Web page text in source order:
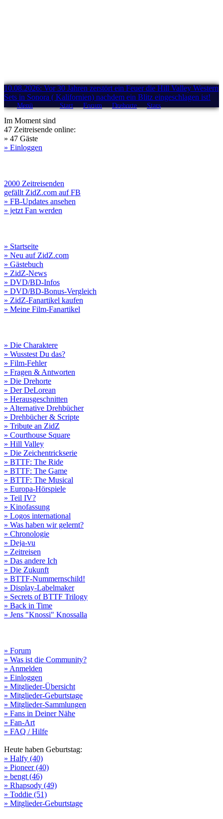
10.08.2026: Vor 30 Jahren zerstört ein Feuer die Hill Valley Western
Sets in Sonora ( Kalifornien) nachdem ein Blitz eingeschlagen ist!
Menü Start Forum Drehorte Stars
Im Moment sind
47 Zeitreisende online:
» 47 Gäste
» Einloggen
2000 Zeitreisenden
gefällt ZidZ.com auf FB
» FB-Updates ansehen
» jetzt Fan werden
» Startseite
» Neu auf ZidZ.com
» Gästebuch
» ZidZ-News
» DVD/BD-Infos
» DVD/BD-Bonus-Vergleich
» ZidZ-Fanartikel kaufen
» Meine Film-Fanartikel
» Die Charaktere
» Wusstest Du das?
» Film-Fehler
» Fragen & Antworten
» Die Drehorte
» Der DeLorean
» Herausgeschnitten
» Alternative Drehbücher
» Drehbücher & Scripte
» Tribute an ZidZ
» Courthouse Square
» Hill Valley
» Die Zeichentrickserie
» BTTF: The Ride
» BTTF: The Game
» BTTF: The Musical
» Europa-Hörspiele
» Teil IV?
» Kinofassung
» Logos international
» Was haben wir gelernt?
» Chronologie
» Deja-vu
» Zeitreisen
» Das andere Ich
» Die Zukunft
» BTTF-Nummernschild!
» Display-Labelmaker
» Secrets of BTTF Trilogy
» Back in Time
» Jens "Knossi" Knossalla
» Forum
» Was ist die Community?
» Anmelden
» Einloggen
» Mitglieder-Übersicht
» Mitglieder-Geburtstage
» Mitglieder-Sammlungen
» Fans in Deiner Nähe
» Fan-Art
» FAQ / Hilfe
Heute haben Geburtstag:
» Halfy (40)
» Pioneer (40)
» bengt (46)
» Rhapsody (49)
» Toddie (51)
» Mitglieder-Geburtstage